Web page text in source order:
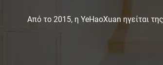
Από το 2015, η YeHaoXuan ηγείται